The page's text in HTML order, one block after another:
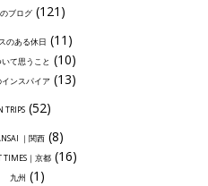
ブログ(121)
のある休日 (11)
て思うこと (10)
ンスパイア (13)
TRIPS(52)
｜関西 (8)
TIMES｜京都 (16)
九州 (1)